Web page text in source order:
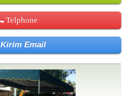
Telphone
Kirim Email